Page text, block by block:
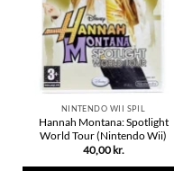
NINTENDO WII SPIL
Hannah Montana: Spotlight
World Tour (Nintendo Wii)
40,00 kr.